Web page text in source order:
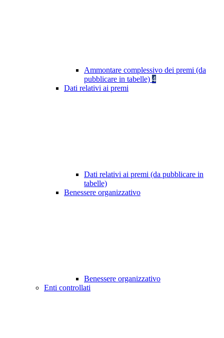
Ammontare complessivo dei premi (da
pubblicare in tabelle) 4
Dati relativi ai premi
Dati relativi ai premi (da pubblicare in
tabelle)
Benessere organizzativo
Benessere organizzativo
Enti controllati